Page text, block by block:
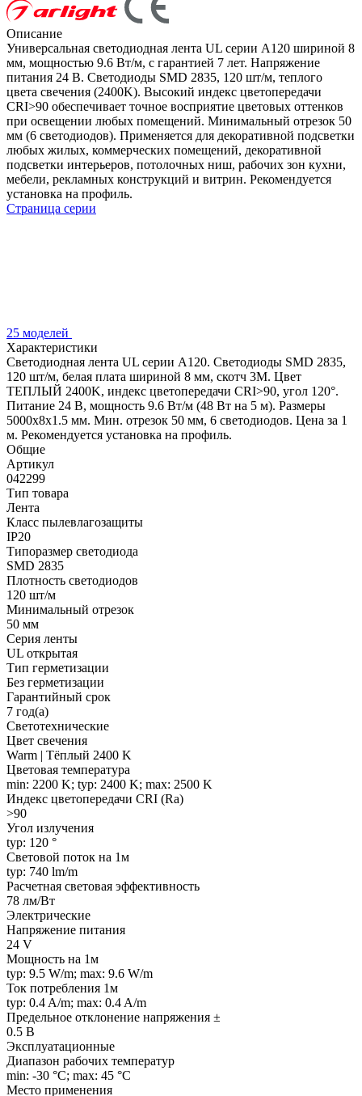
Описание
Универсальная светодиодная лента UL серии A120 шириной 8
мм, мощностью 9.6 Вт/м, с гарантией 7 лет. Напряжение
питания 24 В. Светодиоды SMD 2835, 120 шт/м, теплого
цвета свечения (2400K). Высокий индекс цветопередачи
CRI>90 обеспечивает точное восприятие цветовых оттенков
при освещении любых помещений. Минимальный отрезок 50
мм (6 светодиодов). Применяется для декоративной подсветки
любых жилых, коммерческих помещений, декоративной
подсветки интерьеров, потолочных ниш, рабочих зон кухни,
мебели, рекламных конструкций и витрин. Рекомендуется
установка на профиль.
Страница серии
25 моделей
Характеристики
Светодиодная лента UL серии A120. Светодиоды SMD 2835,
120 шт/м, белая плата шириной 8 мм, скотч 3M. Цвет
ТЕПЛЫЙ 2400K, индекс цветопередачи CRI>90, угол 120°.
Питание 24 В, мощность 9.6 Вт/м (48 Вт на 5 м). Размеры
5000x8x1.5 мм. Мин. отрезок 50 мм, 6 светодиодов. Цена за 1
м. Рекомендуется установка на профиль.
Общие
Артикул
042299
Тип товара
Лента
Класс пылевлагозащиты
IP20
Типоразмер светодиода
SMD 2835
Плотность светодиодов
120 шт/м
Минимальный отрезок
50 мм
Серия ленты
UL открытая
Тип герметизации
Без герметизации
Гарантийный срок
7 год(а)
Светотехнические
Цвет свечения
Warm | Тёплый 2400 K
Цветовая температура
min: 2200 K; typ: 2400 K; max: 2500 K
Индекс цветопередачи CRI (Ra)
>90
Угол излучения
typ: 120 °
Световой поток на 1м
typ: 740 lm/m
Расчетная световая эффективность
78 лм/Вт
Электрические
Напряжение питания
24 V
Мощность на 1м
typ: 9.5 W/m; max: 9.6 W/m
Ток потребления 1м
typ: 0.4 A/m; max: 0.4 A/m
Предельное отклонение напряжения ±
0.5 В
Эксплуатационные
Диапазон рабочих температур
min: -30 °C; max: 45 °C
Место применения